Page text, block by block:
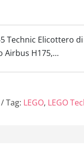
Technic Elicottero di
Airbus H175,
Tag: LEGO, LEGO